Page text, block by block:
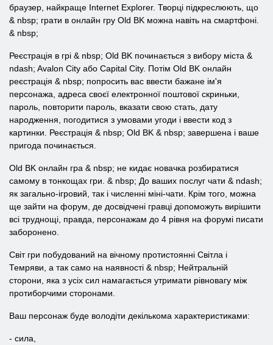
браузер, найкраще Internet Explorer. Творці підкреслюють, що
& nbsp; грати в онлайн гру Old BK можна навіть на смартфоні.
& nbsp;
Реєстрація в грі & nbsp; Old BK починається з вибору міста &
ndash; Avalon City або Capital City. Потім Old BK онлайн
реєстрація & nbsp; попросить вас ввести бажане ім'я
персонажа, адреса своєї електронної поштової скриньки,
пароль, повторити пароль, вказати свою стать, дату
народження, погодитися з умовами угоди і ввести код з
картинки. Реєстрація & nbsp; Old BK & nbsp; завершена і ваше
пригода починається.
Old BK онлайн гра & nbsp; не кидає новачка розбиратися
самому в тонкощах гри. & nbsp; До ваших послуг чати & ndash;
як загально-ігровий, так і численні міні-чати. Крім того, можна
ще зайти на форум, де досвідчені гравці допоможуть вирішити
всі труднощі, правда, персонажам до 4 рівня на форумі писати
заборонено.
Світ гри побудований на вічному протистоянні Світла і
Темряви, а так само на наявності & nbsp; Нейтральній
сторони, яка з усіх сил намагається утримати рівновагу між
протиборчими сторонами.
Ваш персонаж буде володіти декількома характеристиками:
- сила,